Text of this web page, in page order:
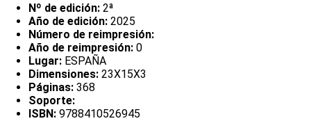
Nº de edición: 2ª
Año de edición: 2025
Número de reimpresión:
Año de reimpresión: 0
Lugar: ESPAÑA
Dimensiones: 23X15X3
Páginas: 368
Soporte:
ISBN: 9788410526945